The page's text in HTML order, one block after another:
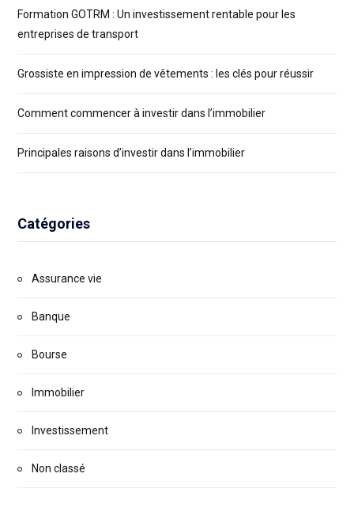
Formation GOTRM : Un investissement rentable pour les
entreprises de transport
Grossiste en impression de vêtements : les clés pour réussir
Comment commencer à investir dans l’immobilier
Principales raisons d’investir dans l’immobilier
Catégories
Assurance vie
Banque
Bourse
Immobilier
Investissement
Non classé